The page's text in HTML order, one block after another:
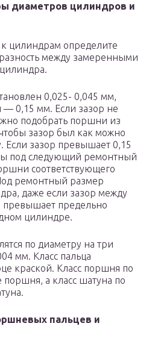
диаметров цилиндров и
цилиндрам определите
между замеренными
0,025- 0,045 мм,
— 0,15 мм. Если зазор не
подобрать поршни из
зазор был как можно
зазор превышает 0,15
под следующий ремонтный
соответствующего
ремонтный размер
даже если зазор между
предельно
цилиндре.
по диаметру на три
мм. Класс пальца
краской. Класс поршня по
а класс шатуна по
пальцев и